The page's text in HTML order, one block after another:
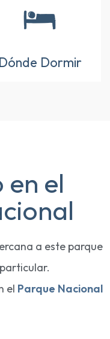
Dónde Dormir
en el
a este parque
el Parque Nacional